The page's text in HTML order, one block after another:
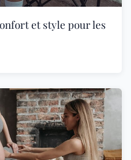
et style pour les